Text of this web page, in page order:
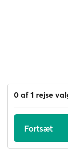
0 af 1 rejse
Fortsæt